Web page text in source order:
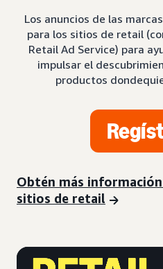
Los anuncios de las
para los sitios de retail
Retail Ad Service) para
impulsar el
productos
Obtén más
sitios de retail